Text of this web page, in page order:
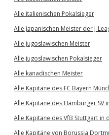
Alle italienischen Pokalsieger
Alle japanischen Meister der J-
Alle jugoslawischen Meister
Alle jugoslawischen Pokalsieger
Alle kanadischen Meister
Alle Kapitäne des FC Bayern
Alle Kapitäne des Hamburger SV
Alle Kapitäne des VfB Stuttgart in
Alle Kapitäne von Borussia